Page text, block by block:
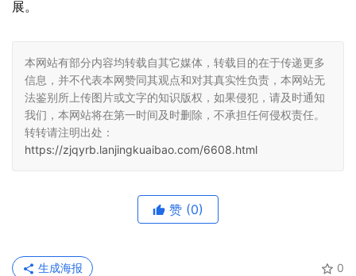
展。
本网站有部分内容均转载自其它媒体，转载目的在于传递更多
信息，并不代表本网赞同其观点和对其真实性负责，本网站无
法鉴别所上传图片或文字的知识版权，如果侵犯，请及时通知
我们，本网站将在第一时间及时删除，不承担任何侵权责任。
转转请注明出处：
https://zjqyrb.lanjingkuaibao.com/6608.html
赞 (0)
0
生成海报